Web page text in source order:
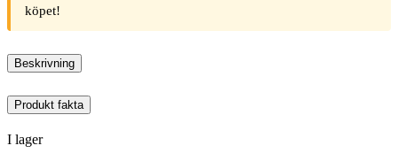
köpet!
Beskrivning
Produkt fakta
I lager